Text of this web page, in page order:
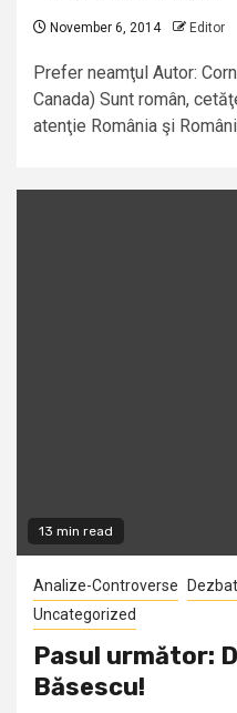
November 6, 2014 Editor
Prefer neamţul Autor:
Canada) Sunt român,
atenţie România şi
13 min read
Analize-Controverse
Uncategorized
Pasul următor:
Băsescu!